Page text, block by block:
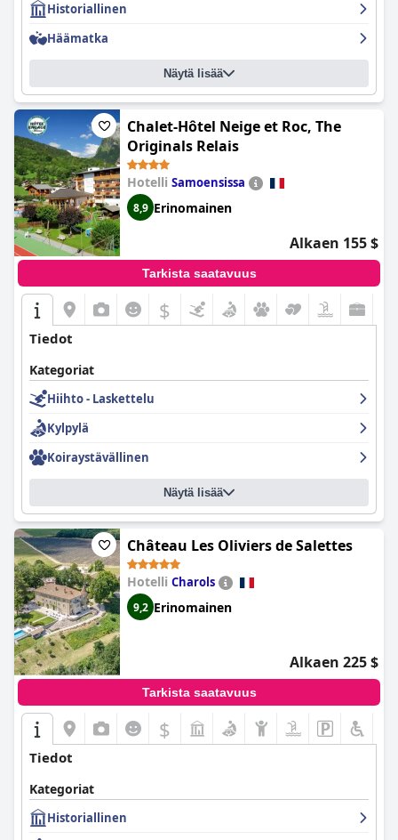
Historiallinen
Häämatka
Näytä lisää
Chalet-Hôtel Neige et Roc, The
Originals Relais
Hotelli Samoensissa
8,9 Erinomainen
Alkaen 155 $
Tarkista saatavuus
$
Tiedot
Kategoriat
Hiihto - Laskettelu
Kylpylä
Koiraystävällinen
Näytä lisää
Château Les Oliviers de Salettes
Hotelli Charols
9,2 Erinomainen
Alkaen 225 $
Tarkista saatavuus
$
Tiedot
Kategoriat
Historiallinen